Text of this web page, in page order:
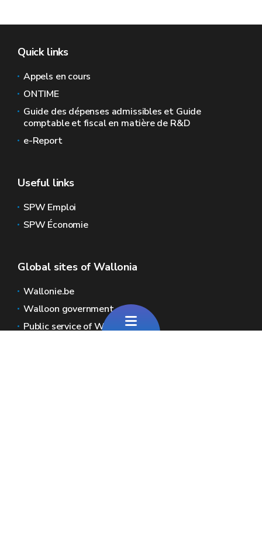
Quick links
Appels en cours
ONTIME
Guide des dépenses admissibles et Guide
comptable et fiscal en matière de R&D
e-Report
Useful links
SPW Emploi
SPW Économie
Global sites of Wallonia
Wallonie.be
Walloon government
Public service of Wallonia